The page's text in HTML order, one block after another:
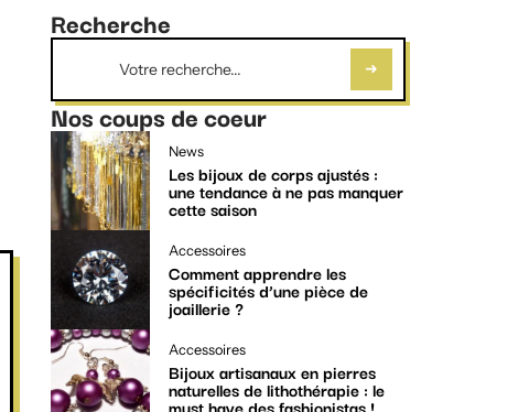
Recherche
Nos coups de coeur
News
Les bijoux de corps ajustés :
une tendance à ne pas manquer
cette saison
Accessoires
Comment apprendre les
spécificités d’une pièce de
joaillerie ?
Accessoires
Bijoux artisanaux en pierres
naturelles de lithothérapie : le
must have des fashionistas !